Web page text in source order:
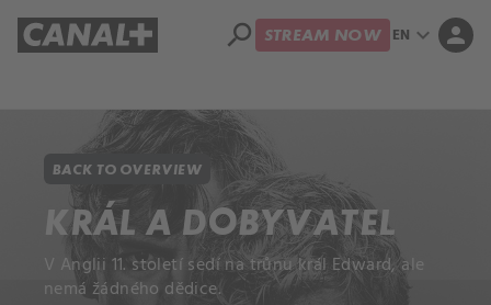
search STREAM NOW EN expand_more person
BACK TO OVERVIEW
KRÁL A DOBYVATEL
V Anglii 11. století sedí na trůnu král Edward, ale
nemá žádného dědice.